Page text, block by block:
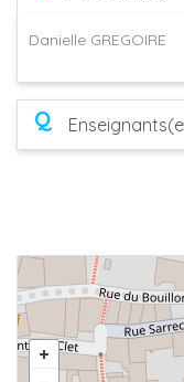
Danielle GREGOIRE
Q